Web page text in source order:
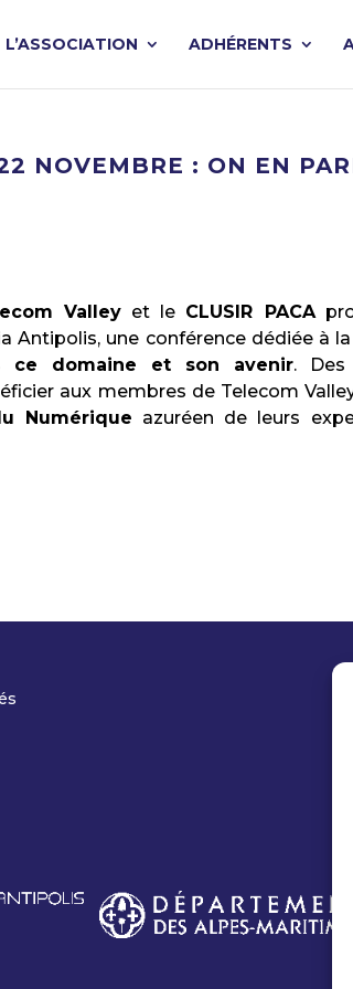
L’ASSOCIATION ADHÉRENTS
NOVEMBRE : ON EN
Valleyet le CLUSIR PACA
Antipolis, une conférence dédiée à
ce domaine et son avenir. Des
aux membres de Telecom
Numérique azuréen de leurs